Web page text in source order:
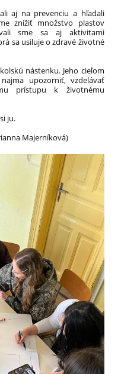
aj na prevenciu a hľadali
znížiť množstvo plastov
sme sa aj aktivitami
sa usiluje o zdravé životné
nástenku. Jeho cieľom
upozorniť, vzdelávať
prístupu k životnému
ju.
Majerníková)